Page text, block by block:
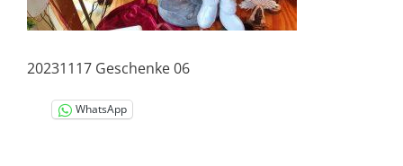
20231117 Geschenke 06
WhatsApp